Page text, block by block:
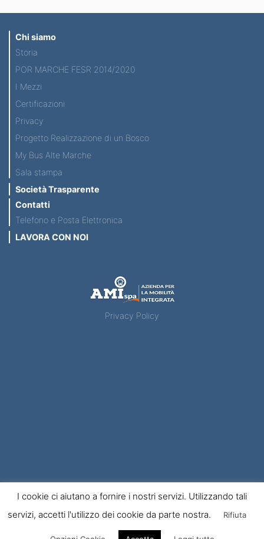
Chi siamo
Storia
POR MARCHE FESR 2014/2020
I Mezzi
Certificazioni
Privacy
Progetto Realizzazione di un Bosco
My Bus Alte Marche
Sala stampa
Società Trasparente
Contatti
Telefono e Posta Elettronica
LAVORA CON NOI
Privacy Policy
Ami – Azienda per la mobilità integrata
Piazza E. Gonzaga, 15 – 61029 Urbino - 61029 Urbino PU Tel. 0722/376711 Fax
0722/376748
PI7CF/CCIAA 01482560412 REA 145267 - cap sociale 5.304.000 Copyright ©
2014 - Tutti i diritti riservati
I cookie ci aiutano a fornire i nostri servizi. Utilizzando tali
servizi, accetti l'utilizzo dei cookie da parte nostra.
Rifiuta